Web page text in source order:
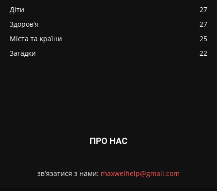
Діти
27
Здоров'я
27
Міста та країни
25
Загадки
22
ПРО НАС
зв'язатися з нами: maxwelhelp@gmail.com